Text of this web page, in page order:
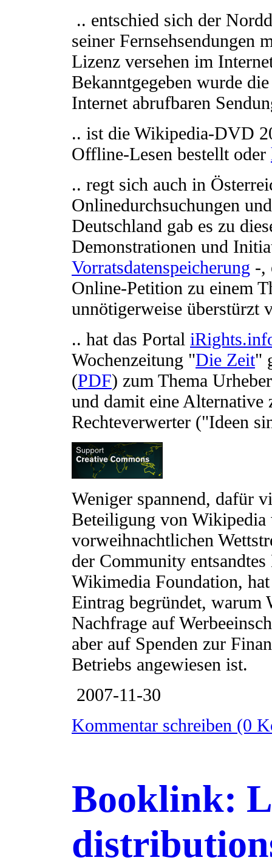
.. entschied sich der
seiner Fernsehsendungen
Lizenz versehen im
Bekanntgegeben wurde
Internet abrufbaren
.. ist die Wikipedia-DVD
Offline-Lesen bestellt oder
.. regt sich auch in
Onlinedurchsuchungen
Deutschland gab es zu
Demonstrationen und
Vorratsdatenspeicherung -,
Online-Petition zu einem
unnötigerweise überstürzt
.. hat das Portal
Wochenzeitung "Die Zeit"
(PDF) zum Thema
und damit eine Alternative
Rechteverwerter ("Ideen
Weniger spannend, dafür
Beteiligung von
vorweihnachtlichen
der Community
Wikimedia Foundation,
Eintrag begründet, warum
Nachfrage auf
aber auf Spenden zur
Betriebs angewiesen ist.
2007-11-30
Kommentar schreiben (0
Booklink: